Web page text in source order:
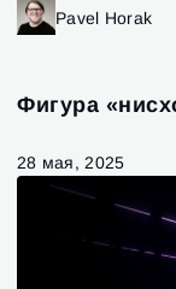
Pavel Horak
Фигура
28 мая, 2025